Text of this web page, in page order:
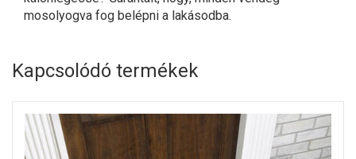
mosolyogva fog belépni a lakásodba.
Kapcsolódó termékek